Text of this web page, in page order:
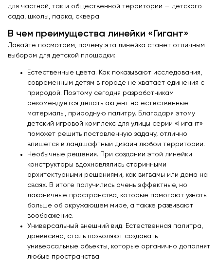
для частной, так и общественной территории — детского
сада, школы, парка, сквера.
В чем преимущества линейки «Гигант»
Давайте посмотрим, почему эта линейка станет отличным
выбором для детской площадки:
Естественные цвета. Как показывают исследования,
современным детям в городе не хватает единения с
природой. Поэтому сегодня разработчикам
рекомендуется делать акцент на естественные
материалы, природную палитру. Благодаря этому
детский игровой комплекс для улицы серии «Гигант»
поможет решить поставленную задачу, отлично
впишется в ландшафтный дизайн любой территории.
Необычные решения. При создании этой линейки
конструкторы вдохновлялись старинными
архитектурными решениями, как вигвамы или дома на
сваях. В итоге получились очень эффектные, но
лаконичные пространства, которые помогают узнать
больше об окружающем мире, а также развивают
воображение.
Универсальный внешний вид. Естественная палитра,
древесина, сталь позволяют создавать
универсальные объекты, которые органично дополнят
любые пространства.